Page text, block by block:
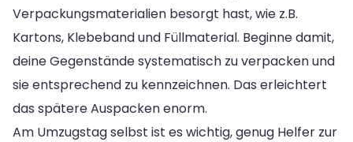
Verpackungsmaterialien besorgt hast, wie z.B.
Kartons, Klebeband und Füllmaterial. Beginne damit,
deine Gegenstände systematisch zu verpacken und
sie entsprechend zu kennzeichnen. Das erleichtert
das spätere Auspacken enorm.
Am Umzugstag selbst ist es wichtig, genug Helfer zur